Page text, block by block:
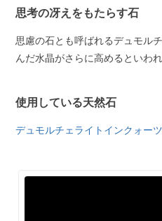
思考の冴えをもたらす石
思慮の石とも呼ばれるデュモル
んだ水晶がさらに高めるといわ
使用している天然石
デュモルチェライトインクォーツ